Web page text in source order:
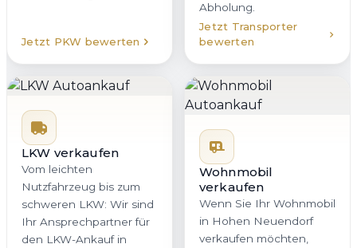
Jetzt PKW bewerten
Abholung.
Jetzt Transporter
bewerten
LKW verkaufen
Vom leichten
Nutzfahrzeug bis zum
schweren LKW: Wir sind
Ihr Ansprechpartner für
den LKW-Ankauf in
Wohnmobil
verkaufen
Wenn Sie Ihr Wohnmobil
in Hohen Neuendorf
verkaufen möchten,